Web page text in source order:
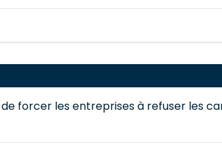
forcer les entreprises à refuser les